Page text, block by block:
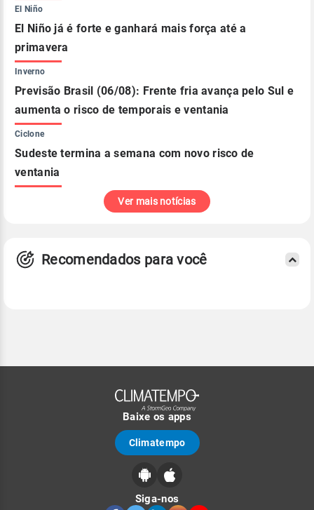
El Niño
El Niño já é forte e ganhará mais força até a
primavera
Inverno
Previsão Brasil (06/08): Frente fria avança pelo Sul e
aumenta o risco de temporais e ventania
Ciclone
Sudeste termina a semana com novo risco de
ventania
Ver mais notícias
Recomendados para você
Baixe os apps
Climatempo
Siga-nos